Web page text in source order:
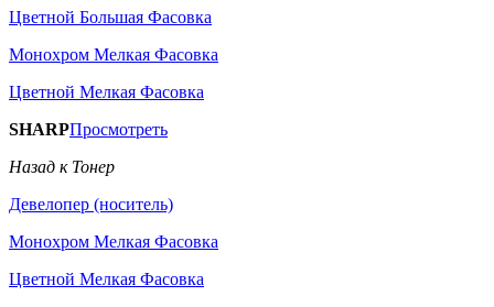
Цветной Большая Фасовка
Монохром Мелкая Фасовка
Цветной Мелкая Фасовка
SHARPПросмотреть
Назад к Тонер
Девелопер (носитель)
Монохром Мелкая Фасовка
Цветной Мелкая Фасовка